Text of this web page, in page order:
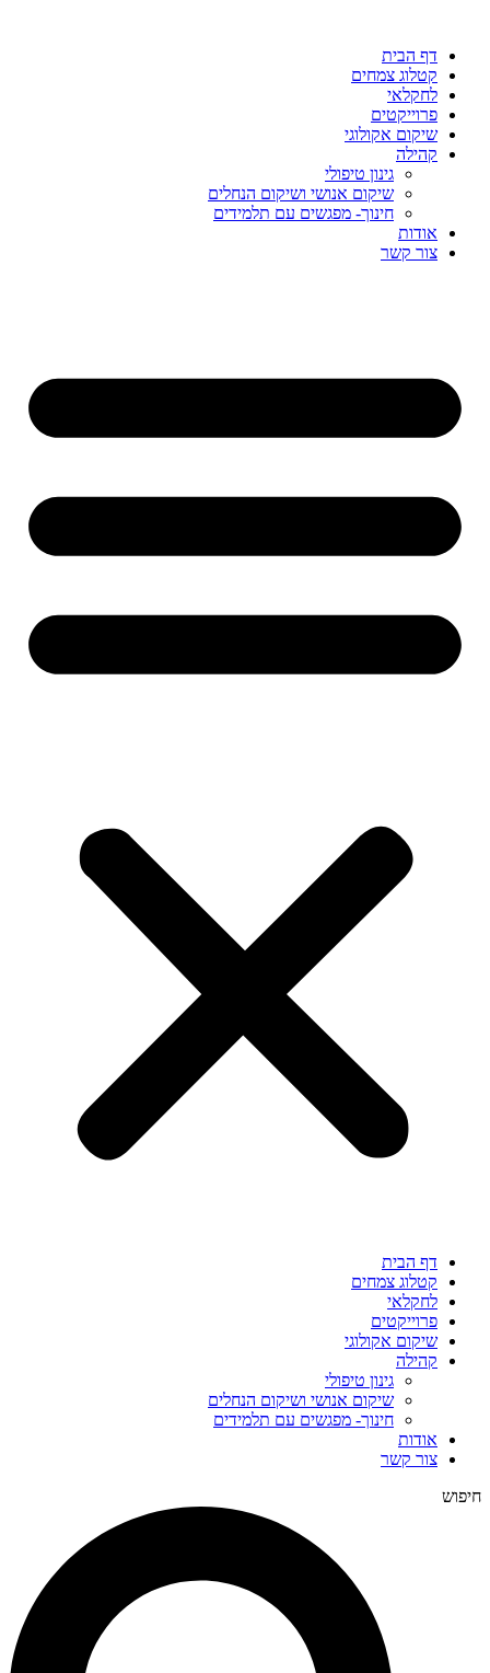
דף הבית
קטלוג צמחים
לחקלאי
פרוייקטים
שיקום אקולוגי
קהילה
גינון טיפולי
שיקום אנושי ושיקום הנחלים
חינוך- מפגשים עם תלמידים
אודות
צור קשר
דף הבית
קטלוג צמחים
לחקלאי
פרוייקטים
שיקום אקולוגי
קהילה
גינון טיפולי
שיקום אנושי ושיקום הנחלים
חינוך- מפגשים עם תלמידים
אודות
צור קשר
חיפוש